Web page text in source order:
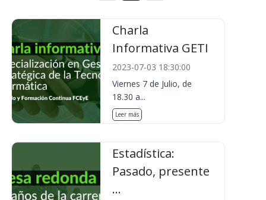
Charla
Informativa GETI
2023-07-03 18:30:00
Viernes 7 de Julio, de
18.30 a...
Leer más
Estadística:
Pasado, presente
...